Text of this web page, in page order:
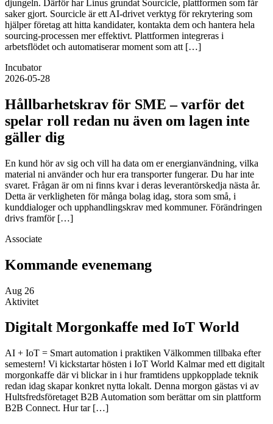
djungeln. Därför har Linus grundat Sourcicle, plattformen som får
saker gjort. Sourcicle är ett AI‑drivet verktyg för rekrytering som
hjälper företag att hitta kandidater, kontakta dem och hantera hela
sourcing‑processen mer effektivt. Plattformen integreras i
arbetsflödet och automatiserar moment som att […]
Incubator
2026-05-28
Hållbarhetskrav för SME – varför det
spelar roll redan nu även om lagen inte
gäller dig
En kund hör av sig och vill ha data om er energianvändning, vilka
material ni använder och hur era transporter fungerar. Du har inte
svaret. Frågan är om ni finns kvar i deras leverantörskedja nästa år.
Detta är verkligheten för många bolag idag, stora som små, i
kunddialoger och upphandlingskrav med kommuner. Förändringen
drivs framför […]
Associate
Kommande evenemang
Aug 26
Aktivitet
Digitalt Morgonkaffe med IoT World
AI + IoT = Smart automation i praktiken Välkommen tillbaka efter
semestern! Vi kickstartar hösten i IoT World Kalmar med ett digitalt
morgonkaffe där vi blickar in i hur framtidens uppkopplade teknik
redan idag skapar konkret nytta lokalt. Denna morgon gästas vi av
Hultsfredsföretaget B2B Automation som berättar om sin plattform
B2B Connect. Hur tar […]